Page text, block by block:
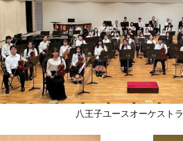
八王子ユースオーケストラ